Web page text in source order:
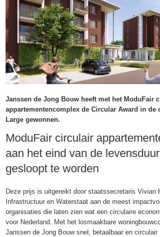
Janssen de Jong Bouw heeft met het ModuFair
appartementencomplex de Circular Award in de
Large gewonnen.
ModuFair circulair
aan het eind van de
gesloopt te worden
Deze prijs is uitgereikt door staatssecretaris Vivian
Infrastructuur en Waterstaat aan de meest
organisaties die laten zien wat een circulaire
voor Nederland. Met het losmaakbare
Janssen de Jong Bouw snel, betaalbaar en circulair